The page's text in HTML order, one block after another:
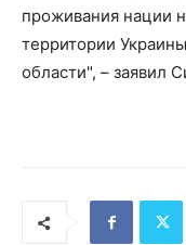
проживания нации
территории
области", – заявил